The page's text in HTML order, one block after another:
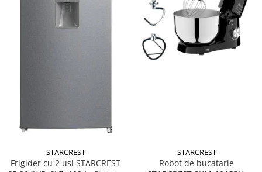
STARCREST
Frigider cu 2 usi STARCREST
STARCREST
Robot de bucatarie